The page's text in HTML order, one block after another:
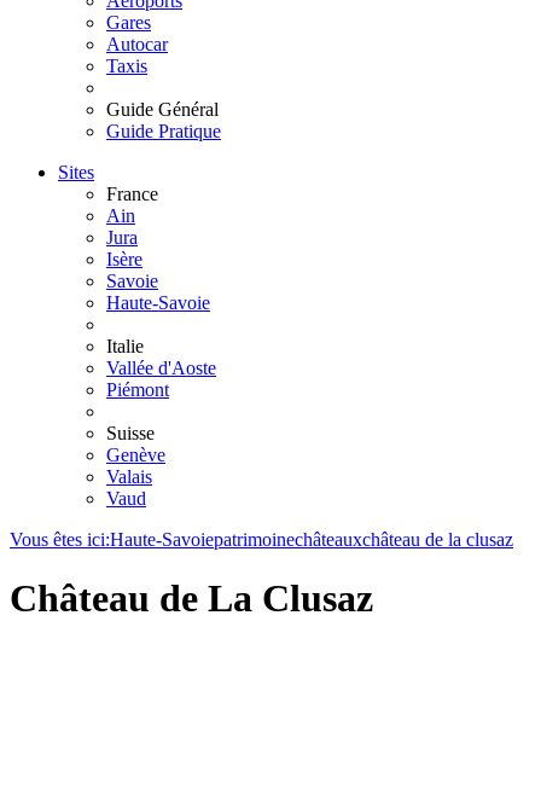
Gares
Autocar
Taxis
Guide Général
Guide Pratique
Sites
France
Ain
Jura
Isère
Savoie
Haute-Savoie
Italie
Vallée d'Aoste
Piémont
Suisse
Genève
Valais
Vaud
Vous êtes ici:Haute-Savoiepatrimoinechâteauxchâteau de la clusaz
Château de La Clusaz